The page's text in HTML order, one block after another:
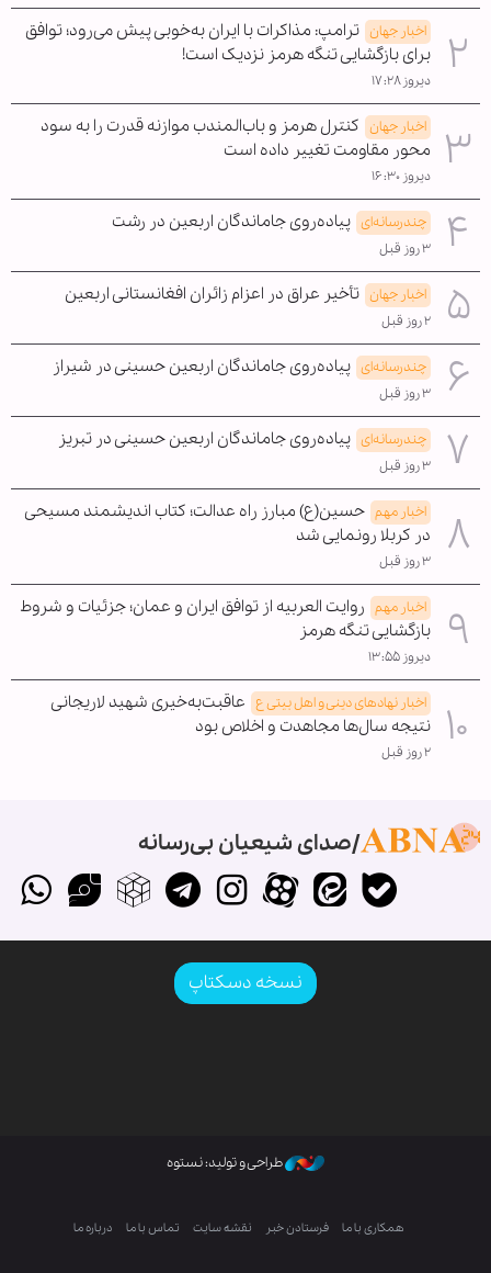
اخبار جهان ترامپ: مذاکرات با ایران به‌خوبی پیش می‌رود؛ توافق
برای بازگشایی تنگه هرمز نزدیک است!
دیروز ۱۷:۲۸
اخبار جهان کنترل هرمز و باب‌المندب موازنه قدرت را به سود
محور مقاومت تغییر داده است
دیروز ۱۶:۳۰
چندرسانه‌ای پیاده‌روی جاماندگان اربعین در رشت
۳ روز قبل
اخبار جهان تأخیر عراق در اعزام زائران افغانستانی اربعین
۲ روز قبل
چندرسانه‌ای پیاده‌روی جاماندگان اربعین حسینی در شیراز
۳ روز قبل
چندرسانه‌ای پیاده‌روی جاماندگان اربعین حسینی در تبریز
۳ روز قبل
اخبار مهم حسین(ع) مبارز راه عدالت؛ کتاب اندیشمند مسیحی
در کربلا رونمایی شد
۳ روز قبل
اخبار مهم روایت العربیه از توافق ایران و عمان؛ جزئیات و شروط
بازگشایی تنگه هرمز
دیروز ۱۳:۵۵
اخبار نهادهای دینی و اهل بیتی ع عاقبت‌به‌خیری شهید لاریجانی
نتیجه سال‌ها مجاهدت و اخلاص بود
۲ روز قبل
صدای شیعیان بی‌رسانه
نسخه دسکتاپ
طراحی و تولید: نستوه
همکاری با ما فرستادن خبر نقشه سایت تماس با ما درباره ما